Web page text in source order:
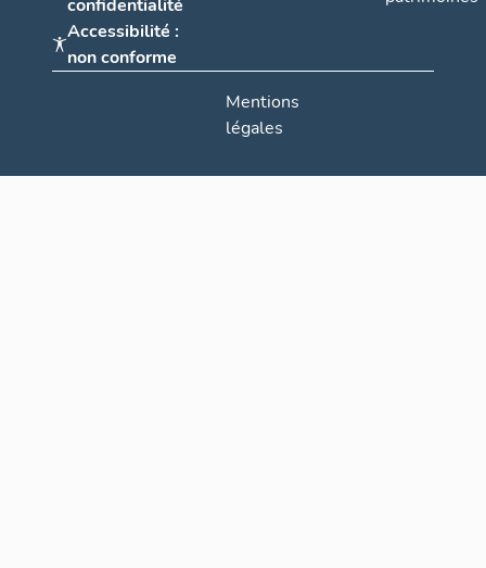
confidentialité
Accessibilité :
non conforme
Mentions
légales